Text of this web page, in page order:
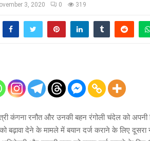
3, 2020 0 319
कंगना रनौत और उनकी बहन रंगोली चंदेल को अपनी
बढ़ावा देने के मामले में बयान दर्ज कराने के लिए